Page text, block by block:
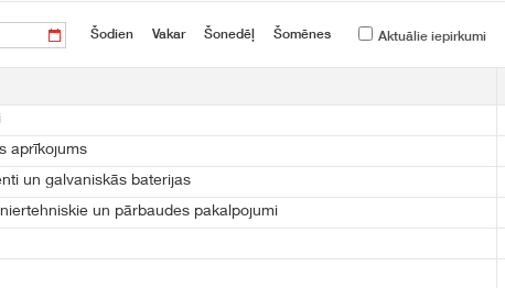
Šodien Vakar Šonedēļ Šomēnes Aktuālie iepirkumi
aprīkojums
un galvaniskās baterijas
un pārbaudes pakalpojumi